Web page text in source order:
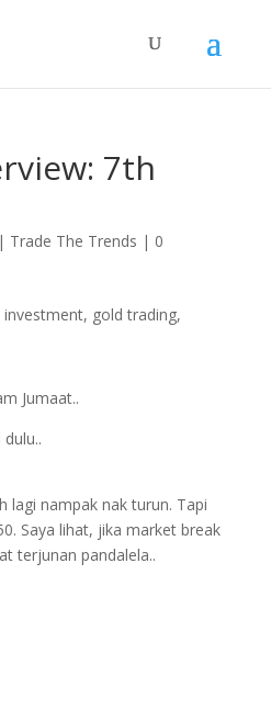
7th
Trade The Trends | 0
Jumaat..
lagi nampak nak turun. Tapi
Saya lihat, jika market break
terjunan pandalela..